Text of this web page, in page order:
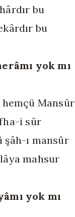
bu
bu
yok mı
hemçü Mansûr
i sûr
şâh-ı mansûr
mahsur
yok mı